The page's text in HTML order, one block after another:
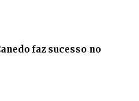
faz sucesso no